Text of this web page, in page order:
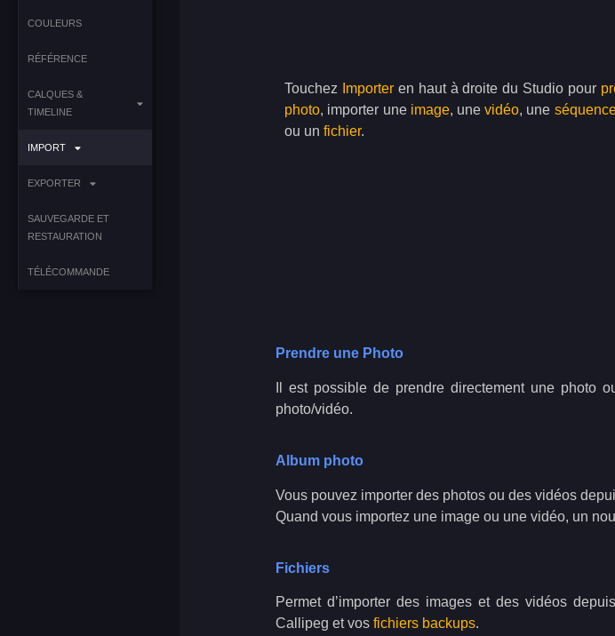
COULEURS
RÉFÉRENCE
CALQUES &
TIMELINE
IMPORT
EXPORTER
SAUVEGARDE ET
RESTAURATION
TÉLÉCOMMANDE
Touchez Importeren haut à droite du Studio pour
photo, importer une image, unevidéo, une
ou unfichier.
Prendre une Photo
Il est possible de prendre directement une photo
photo/vidéo.
Album photo
Vous pouvez importer des photos ou des vidéos
Quand vous importez une image ou une vidéo, un
Fichiers
Permet d’importer des images et des vidéos
Callipeg et vosfichiers backups.